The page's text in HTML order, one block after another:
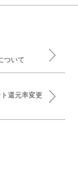
ついて
還元率変更